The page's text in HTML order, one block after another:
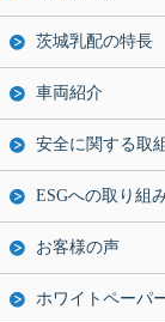
茨城乳配の特長
車両紹介
安全に関する取
ESGへの取り組
お客様の声
ホワイトペーパ